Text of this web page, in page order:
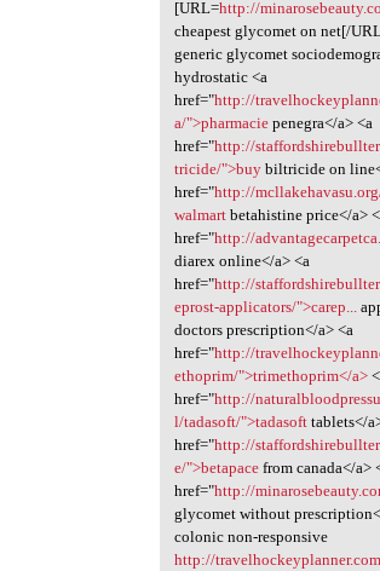
[URL=http://
cheapest glycomet on net[/
generic glycomet
hydrostatic <a
href="http://
a/">pharmaciepenegra</a> <a
href="http://
tricide/">buybiltricide on
href="http://
walmartbetahistine price</a>
href="http://
diarex online</a> <a
href="http://
eprost-applicators/">carep...
doctors prescription</a> <a
href="http://
ethoprim/">trimethoprim</a>
href="http://
l/tadasoft/">tadasofttablets</
href="http://
e/">betapacefrom canada</a>
href="http://
glycomet without
colonic non-responsive
http://